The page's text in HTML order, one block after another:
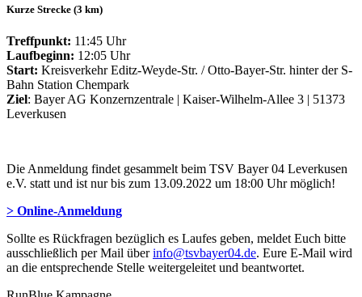
Kurze Strecke (3 km)
Treffpunkt: 11:45 Uhr
Laufbeginn: 12:05 Uhr
Start: Kreisverkehr Editz-Weyde-Str. / Otto-Bayer-Str. hinter der S-
Bahn Station Chempark
Ziel: Bayer AG Konzernzentrale | Kaiser-Wilhelm-Allee 3 | 51373
Leverkusen
Die Anmeldung findet gesammelt beim TSV Bayer 04 Leverkusen
e.V. statt und ist nur bis zum 13.09.2022 um 18:00 Uhr möglich!
> Online-Anmeldung
Sollte es Rückfragen bezüglich es Laufes geben, meldet Euch bitte
ausschließlich per Mail überinfo@tsvbayer04.de. Eure E-Mail wird
an die entsprechende Stelle weitergeleitet und beantwortet.